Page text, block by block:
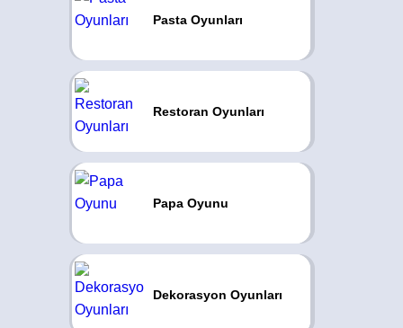
Pasta Oyunları
Restoran Oyunları
Papa Oyunu
Dekorasyon Oyunları